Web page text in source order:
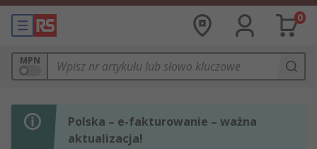
0
MPN
Polska – e-fakturowanie – ważna
aktualizacja!